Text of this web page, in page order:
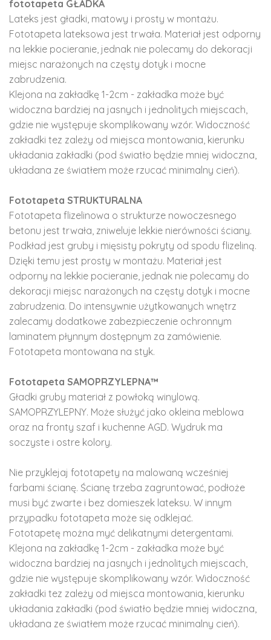
fototapeta GŁADKA
Lateks jest gładki, matowy i prosty w montażu.
Fototapeta lateksowa jest trwała. Materiał jest odporny
na lekkie pocieranie, jednak nie polecamy do dekoracji
miejsc narażonych na częsty dotyk i mocne
zabrudzenia.
Klejona na zakładkę 1-2cm - zakładka może być
widoczna bardziej na jasnych i jednolitych miejscach,
gdzie nie występuje skomplikowany wzór. Widoczność
zakładki tez zależy od miejsca montowania, kierunku
układania zakładki (pod światło będzie mniej widoczna,
układana ze światłem może rzucać minimalny cień).
Fototapeta STRUKTURALNA
Fototapeta flizelinowa o strukturze nowoczesnego
betonu jest trwała, zniweluje lekkie nierówności ściany.
Podkład jest gruby i mięsisty pokryty od spodu flizeliną.
Dzięki temu jest prosty w montażu. Materiał jest
odporny na lekkie pocieranie, jednak nie polecamy do
dekoracji miejsc narażonych na częsty dotyk i mocne
zabrudzenia. Do intensywnie użytkowanych wnętrz
zalecamy dodatkowe zabezpieczenie ochronnym
laminatem płynnym dostępnym za zamówienie.
Fototapeta montowana na styk.
Fototapeta SAMOPRZYLEPNA™
Gładki gruby materiał z powłoką winylową.
SAMOPRZYLEPNY. Może służyć jako okleina meblowa
oraz na fronty szaf i kuchenne AGD. Wydruk ma
soczyste i ostre kolory.
Nie przyklejaj fototapety na malowaną wcześniej
farbami ścianę. Ścianę trzeba zagruntować, podłoże
musi być zwarte i bez domieszek lateksu. W innym
przypadku fototapeta może się odklejać.
Fototapetę można myć delikatnymi detergentami.
Klejona na zakładkę 1-2cm - zakładka może być
widoczna bardziej na jasnych i jednolitych miejscach,
gdzie nie występuje skomplikowany wzór. Widoczność
zakładki tez zależy od miejsca montowania, kierunku
układania zakładki (pod światło będzie mniej widoczna,
układana ze światłem może rzucać minimalny cień).